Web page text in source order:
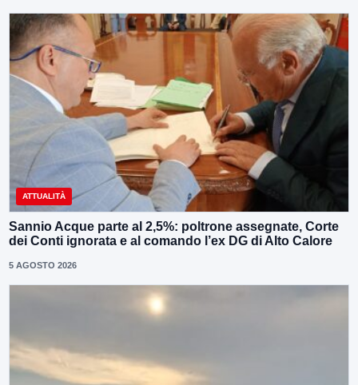
ATTUALITÀ
Sannio Acque parte al 2,5%: poltrone assegnate, Corte
dei Conti ignorata e al comando l’ex DG di Alto Calore
5 AGOSTO 2026